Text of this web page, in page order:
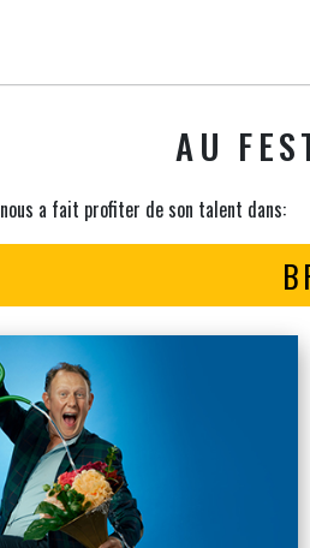
AU
nous a fait profiter de son talent dans: